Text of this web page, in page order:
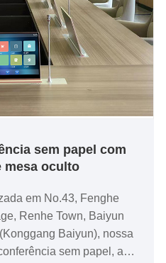
sem papel com
mesa oculto
em No.43, Fenghe
Renhe Town, Baiyun
Baiyun), nossa
sem papel, a